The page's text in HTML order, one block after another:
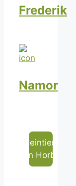
Frederik
Namor
Kleintiere
in Horb